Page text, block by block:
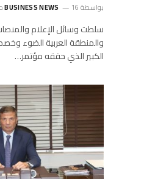
بواسطة BUSINESS NEWS 16 مايو، 2025
سلطت وسائل الإعلام
والمنطقة العربية الضوء
الكبير الذي حققه مؤتمر…